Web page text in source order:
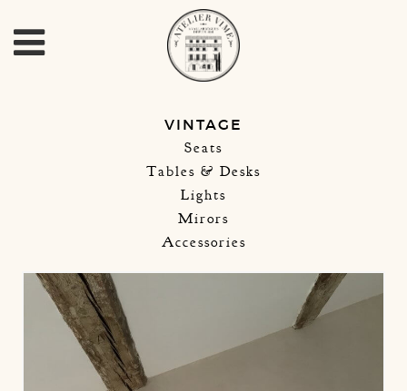
VINTAGE
Seats
Tables & Desks
Lights
Mirors
Accessories